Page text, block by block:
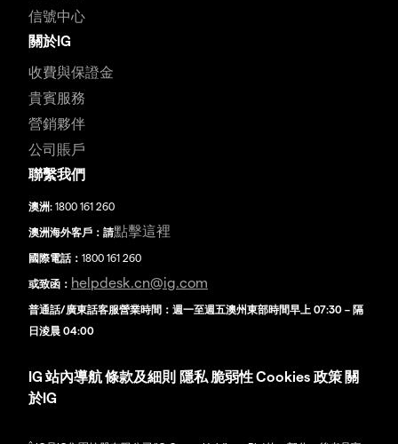
信號中心
關於IG
收費與保證金
貴賓服務
營銷夥伴
公司賬戶
聯繫我們
澳洲: 1800 161 260
澳洲海外客戶：請點擊這裡
國際電話： 1800 161 260
或致函： helpdesk.cn@ig.com
普通話/廣東話客服營業時間：週一至週五澳州東部時間早上 07:30 – 隔
日淩晨 04:00
IG 站內導航條款及細則 隱私 脆弱性Cookies 政策 關
於IG